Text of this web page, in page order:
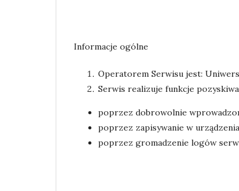
Informacje ogólne
Operatorem Serwisu jest:
Serwis realizuje funkcje
poprzez dobrowolnie
poprzez zapisywanie w
poprzez gromadzenie logów